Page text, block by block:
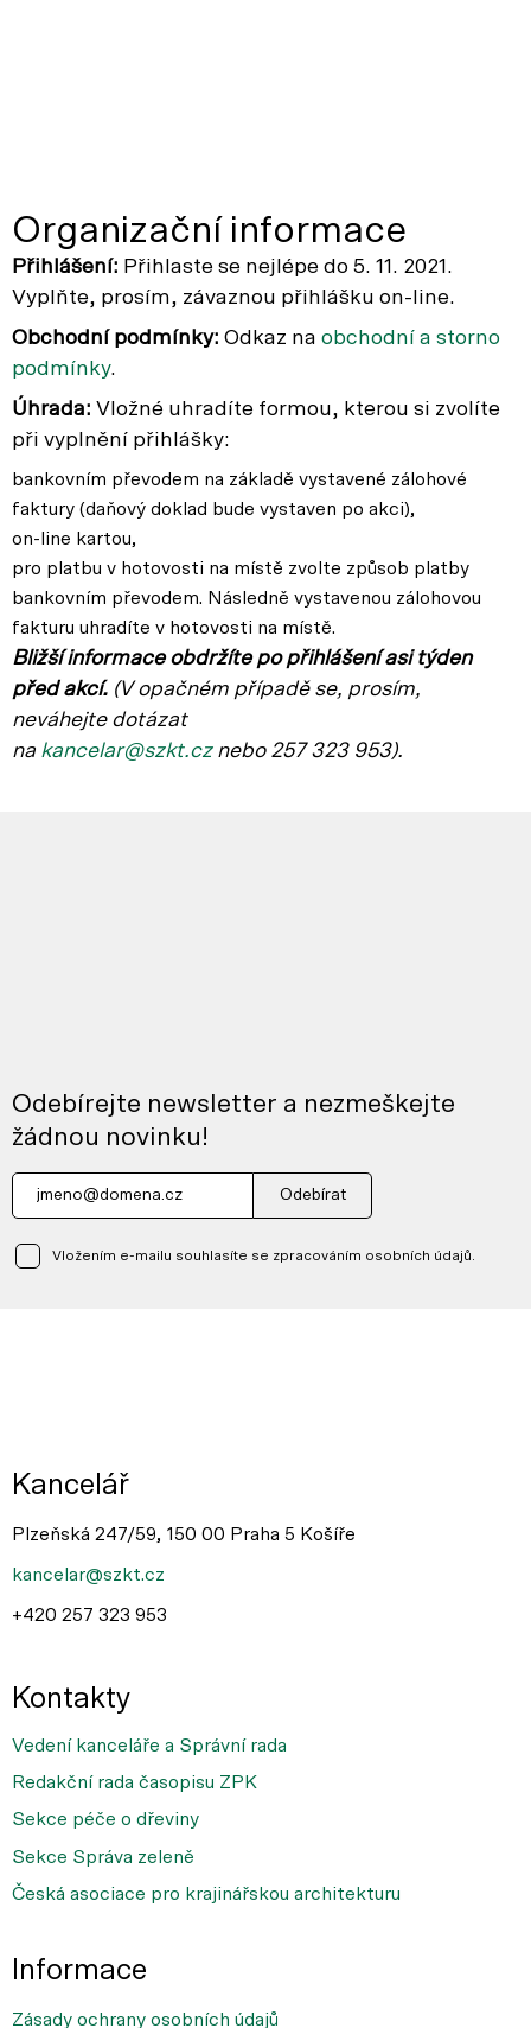
Organizační informace
Přihlášení: Přihlaste se nejlépe do 5. 11. 2021.
Vyplňte, prosím, závaznou přihlášku on-line.
Obchodní podmínky: Odkaz na obchodní a storno
podmínky.
Úhrada: Vložné uhradíte formou, kterou si zvolíte
při vyplnění přihlášky:
bankovním převodem na základě vystavené zálohové
faktury (daňový doklad bude vystaven po akci),
on-line kartou,
pro platbu v hotovosti na místě zvolte způsob platby
bankovním převodem. Následně vystavenou zálohovou
fakturu uhradíte v hotovosti na místě.
Bližší informace obdržíte po přihlášení asi týden
před akcí. (V opačném případě se, prosím,
neváhejte dotázat
na kancelar@szkt.cznebo 257 323 953).
Odebírejte newsletter a nezmeškejte
žádnou novinku!
Odebírat
Vložením e-mailu souhlasíte se zpracováním osobních údajů.
Kancelář
Plzeňská 247/59, 150 00 Praha 5 Košíře
kancelar@szkt.cz
+420 257 323 953
Informace
Zásady ochrany osobních údajů
Kontakty
Vedení kanceláře a Správní rada
Redakční rada časopisu ZPK
Sekce péče o dřeviny
Sekce Správa zeleně
Česká asociace pro krajinářskou architekturu